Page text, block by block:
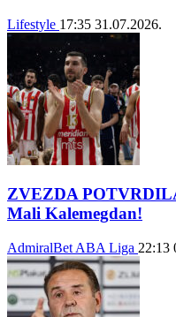
Lifestyle 17:35 31.07.2026.
ZVEZDA
Mali Kalemegdan!
AdmiralBet ABA Liga 22:13